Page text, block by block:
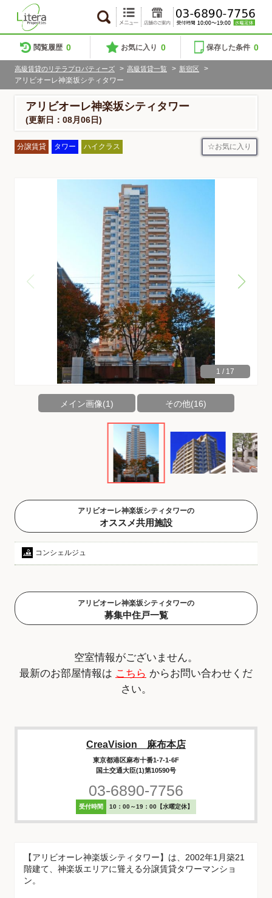
閲覧履歴 0 お気に入り 0 保存した条件 0
高級賃貸のリテラプロパティーズ > 高級賃貸一覧 > 新宿区
>
アリビオーレ神楽坂シティタワー
アリビオーレ神楽坂シティタワー
(更新日：08月06日)
分譲賃貸 タワー ハイクラス お気に入り
1 / 17
メイン画像(1) その他(16)
アリビオーレ神楽坂シティタワーの
オススメ共用施設
コンシェルジュ
アリビオーレ神楽坂シティタワーの
募集中住戸一覧
空室情報がございません。
最新のお部屋情報は こちら からお問い合わせくだ
さい。
CreaVision 麻布本店
東京都港区麻布十番1-7-1-6F
国土交通大臣(1)第10590号
03-6890-7756
受付時間 10：00～19：00【水曜定休】
【アリビオーレ神楽坂シティタワー】は、2002年1月築21
階建て、神楽坂エリアに聳える分譲賃貸タワーマンショ
ン。